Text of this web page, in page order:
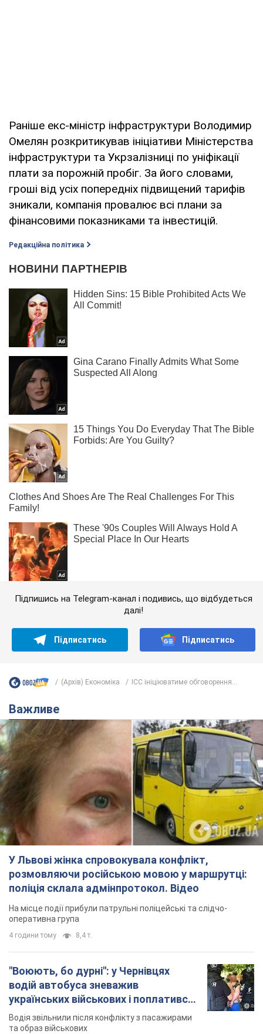
Раніше екс-міністр інфраструктури Володимир
Омелян розкритикував ініціативи Міністерства
інфраструктури та Укрзалізниці по уніфікації
плати за порожній пробіг. За його словами,
гроші від усіх попередніх підвищений тарифів
зникали, компанія провалює всі плани за
фінансовими показниками та інвестицій.
Редакційна політика
Підпишись на Telegram-канал і подивись, що відбудеться
далі!
Підписатись Підписатись
(Архів) Економіка ІCC ініціюватиме обговорення...
Важливе
У Львові жінка спровокувала конфлікт,
розмовляючи російською мовою у маршрутці:
поліція склала адмінпротокол. Відео
На місце події прибули патрульні поліцейські та слідчо-
оперативна група
4 години тому 8,4 т.
"Воюють, бо дурні": у Чернівцях
водій автобуса зневажив
українських військових і поплатився.
Відео
Водія звільнили після конфлікту з пасажирами
та образ військових